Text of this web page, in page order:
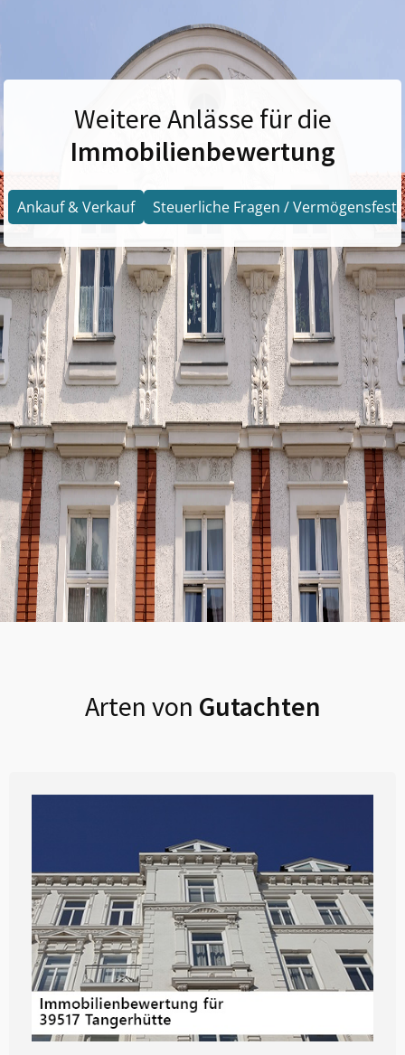
Weitere Anlässe für die
Immobilienbewertung
Ankauf & Verkauf Steuerliche Fragen /
Arten von Gutachten